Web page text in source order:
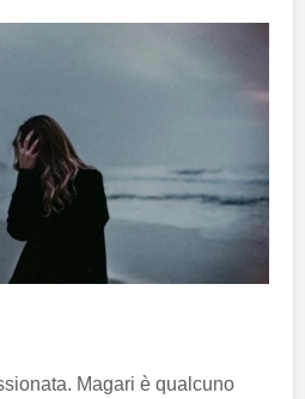
Magari è qualcuno